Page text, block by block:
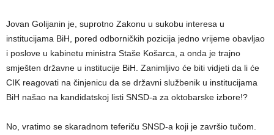
Jovan Golijanin je, suprotno Zakonu u sukobu interesa u
institucijama BiH, pored odborničkih pozicija jedno vrijeme obavljao
i poslove u kabinetu ministra Staše Košarca, a onda je trajno
smješten državne u institucije BiH. Zanimljivo će biti vidjeti da li će
CIK reagovati na činjenicu da se državni službenik u institucijama
BiH našao na kandidatskoj listi SNSD-a za oktobarske izbore!?
No, vratimo se skaradnom teferiču SNSD-a koji je završio tučom.